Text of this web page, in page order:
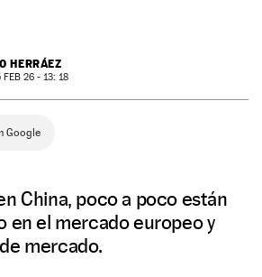
HERRÁEZ
FEB 26 - 13: 18
Google
China, poco a poco están
en el mercado europeo y
mercado.